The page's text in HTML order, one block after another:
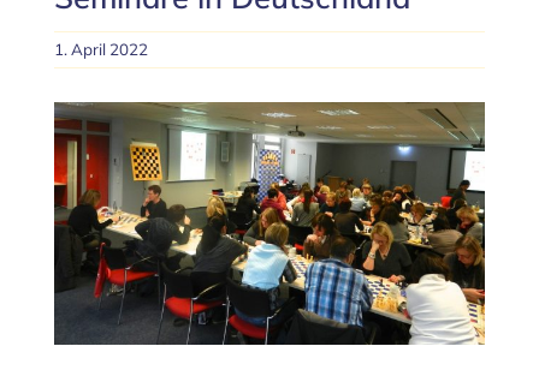
1. April 2022
Zeige
grösseres
Bild